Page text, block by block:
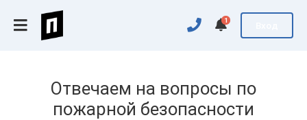
1
Отвечаем на вопросы по
пожарной безопасности